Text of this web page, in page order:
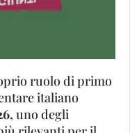
ruolo di primo
italiano
uno degli